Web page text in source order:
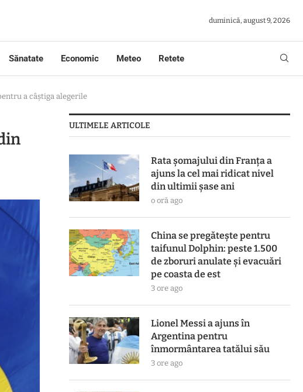
duminică, august 9, 2026
Sănatate Economic Meteo Retete
a câștiga alegerile
ULTIMELE ARTICOLE
Rata șomajului din Franța a
ajuns la cel mai ridicat nivel
din ultimii șase ani
o oră ago
China se pregătește pentru
taifunul Dolphin: peste 1.500
de zboruri anulate și evacuări
pe coasta de est
3 ore ago
Lionel Messi a ajuns în
Argentina pentru
înmormântarea tatălui său
3 ore ago